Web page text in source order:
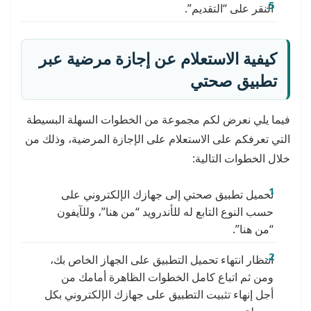
النقر على “التقديم”.
كيفية الاستعلام عن إجازة مرضية عبر
تطبيق صحتي
فيما يلي نعرض لكم مجموعة من الخطوات السهلة البسيطة
التي تعرفكم على الاستعلام على الإجازة المرضية، وذلك من
خلال الخطوات التالية:
تحميل تطبيق صحتي إلى جهازك الإلكتروني على
حسب النوع التابع له للأندرويد “من هنا”، وللآيفون
“من هنا”.
انتظار انتهاء تحميل التطبيق على الجهاز الخاص بك،
ومن ثم اتباع كامل الخطوات الظاهرة أمامك من
أجل إنهاء تثبيت التطبيق على جهازك الإلكتروني بكل